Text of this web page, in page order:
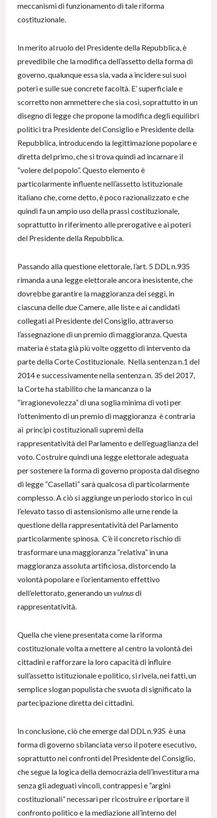
meccanismi di funzionamento di tale riforma
costituzionale.
In merito al ruolo del Presidente della Repubblica, è
prevedibile che la modifica dell’assetto della forma di
governo, qualunque essa sia, vada a incidere sui suoi
poteri e sulle sue concrete facoltà. E’ superficiale e
scorretto non ammettere che sia così, soprattutto in un
disegno di legge che propone la modifica degli equilibri
politici tra Presidente del Consiglio e Presidente della
Repubblica, introducendo la legittimazione popolare e
diretta del primo, che si trova quindi ad incarnare il
“volere del popolo”. Questo elemento è
particolarmente influente nell’assetto istituzionale
italiano che, come detto, è poco razionalizzato e che
quindi fa un ampio uso della prassi costituzionale,
soprattutto in riferimento alle prerogative e ai poteri
del Presidente della Repubblica.
Passando alla questione elettorale, l’art. 5 DDL n.935
rimanda a una legge elettorale ancora inesistente, che
dovrebbe garantire la maggioranza dei seggi, in
ciascuna delle due Camere, alle liste e ai candidati
collegati al Presidente del Consiglio, attraverso
l’assegnazione di un premio di maggioranza. Questa
materia è stata già più volte oggetto di intervento da
parte della Corte Costituzionale. Nella sentenza n.1 del
2014 e successivamente nella sentenza n. 35 del 2017,
la Corte ha stabilito che la mancanza o la
“irragionevolezza” di una soglia minima di voti per
l’ottenimento di un premio di maggioranza è contraria
ai principi costituzionali supremi della
rappresentatività del Parlamento e dell’eguaglianza del
voto. Costruire quindi una legge elettorale adeguata
per sostenere la forma di governo proposta dal disegno
di legge “Casellati” sarà qualcosa di particolarmente
complesso. A ciò si aggiunge un periodo storico in cui
l’elevato tasso di astensionismo alle urne rende la
questione della rappresentatività del Parlamento
particolarmente spinosa. C’è il concreto rischio di
trasformare una maggioranza “relativa” in una
maggioranza assoluta artificiosa, distorcendo la
volontà popolare e l’orientamento effettivo
dell’elettorato, generando unvulnusdi
rappresentatività.
Quella che viene presentata come la riforma
costituzionale volta a mettere al centro la volontà dei
cittadini e rafforzare la loro capacità di influire
sull’assetto istituzionale e politico, si rivela, nei fatti, un
semplice slogan populista che svuota di significato la
partecipazione diretta dei cittadini.
In conclusione, ciò che emerge dal DDL n.935 è una
forma di governo sbilanciata verso il potere esecutivo,
soprattutto nei confronti del Presidente del Consiglio,
che segue la logica della democrazia dell’investitura ma
senza gli adeguati vincoli, contrappesi e “argini
costituzionali” necessari per ricostruire e riportare il
confronto politico e la mediazione all’interno del